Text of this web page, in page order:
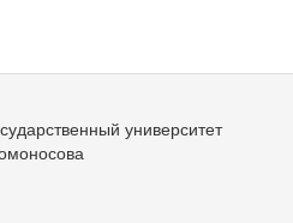
университет